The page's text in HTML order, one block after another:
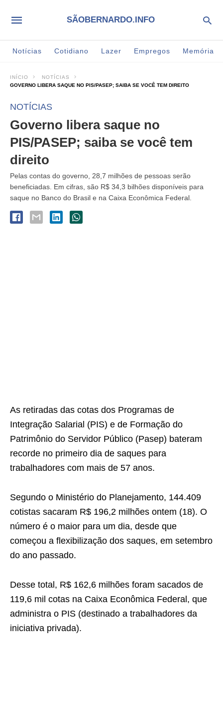
SÃOBERNARDO.INFO
Notícias Cotidiano Lazer Empregos Memória
INÍCIO
NOTÍCIAS
GOVERNO LIBERA SAQUE NO PIS/PASEP; SAIBA SE VOCÊ TEM DIREITO
NOTÍCIAS
Governo libera saque no
PIS/PASEP; saiba se você tem
direito
Pelas contas do governo, 28,7 milhões de pessoas serão
beneficiadas. Em cifras, são R$ 34,3 bilhões disponíveis para
saque no Banco do Brasil e na Caixa Econômica Federal.
As retiradas das cotas dos Programas de
Integração Salarial (PIS) e de Formação do
Patrimônio do Servidor Público (Pasep) bateram
recorde no primeiro dia de saques para
trabalhadores com mais de 57 anos.
Segundo o Ministério do Planejamento, 144.409
cotistas sacaram R$ 196,2 milhões ontem (18). O
número é o maior para um dia, desde que
começou a flexibilização dos saques, em setembro
do ano passado.
Desse total, R$ 162,6 milhões foram sacados de
119,6 mil cotas na Caixa Econômica Federal, que
administra o PIS (destinado a trabalhadores da
iniciativa privada).